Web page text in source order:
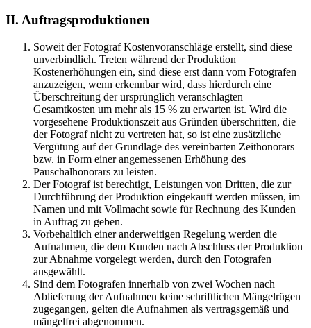
II. Auftragsproduktionen
Soweit der Fotograf Kostenvoranschläge erstellt, sind diese
unverbindlich. Treten während der Produktion
Kostenerhöhungen ein, sind diese erst dann vom Fotografen
anzuzeigen, wenn erkennbar wird, dass hierdurch eine
Überschreitung der ursprünglich veranschlagten
Gesamtkosten um mehr als 15 % zu erwarten ist. Wird die
vorgesehene Produktionszeit aus Gründen überschritten, die
der Fotograf nicht zu vertreten hat, so ist eine zusätzliche
Vergütung auf der Grundlage des vereinbarten Zeithonorars
bzw. in Form einer angemessenen Erhöhung des
Pauschalhonorars zu leisten.
Der Fotograf ist berechtigt, Leistungen von Dritten, die zur
Durchführung der Produktion eingekauft werden müssen, im
Namen und mit Vollmacht sowie für Rechnung des Kunden
in Auftrag zu geben.
Vorbehaltlich einer anderweitigen Regelung werden die
Aufnahmen, die dem Kunden nach Abschluss der Produktion
zur Abnahme vorgelegt werden, durch den Fotografen
ausgewählt.
Sind dem Fotografen innerhalb von zwei Wochen nach
Ablieferung der Aufnahmen keine schriftlichen Mängelrügen
zugegangen, gelten die Aufnahmen als vertragsgemäß und
mängelfrei abgenommen.